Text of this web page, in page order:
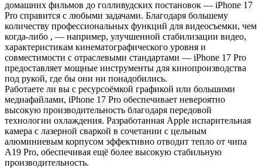
домашних фильмов до голливудских постановок — iPhone 17
Pro справится с любыми задачами. Благодаря большему
количеству профессиональных функций для видеосъемки, чем
когда-либо , — например, улучшенной стабилизации видео,
характеристикам кинематографического уровня и
совместимости с отраслевыми стандартами — iPhone 17 Pro
предоставляет мощные инструменты для кинопроизводства
под рукой, где бы они ни понадобились.
Работаете ли вы с ресурсоёмкой графикой или большими
медиафайлами, iPhone 17 Pro обеспечивает невероятно
высокую производительность благодаря передовой
технологии охлаждения. Разработанная Apple испарительная
камера с лазерной сваркой в ​​сочетании с цельным
алюминиевым корпусом эффективно отводит тепло от чипа
A19 Pro, обеспечивая ещё более высокую стабильную
производительность.